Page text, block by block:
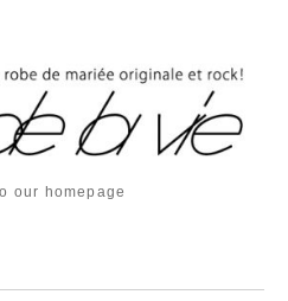
our homepage